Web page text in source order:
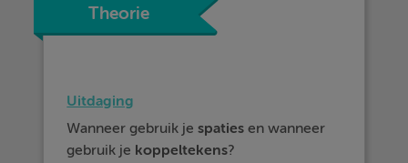
Theorie
Uitdaging
Wanneer gebruik jespatiesen wanneer
gebruik je koppeltekens?